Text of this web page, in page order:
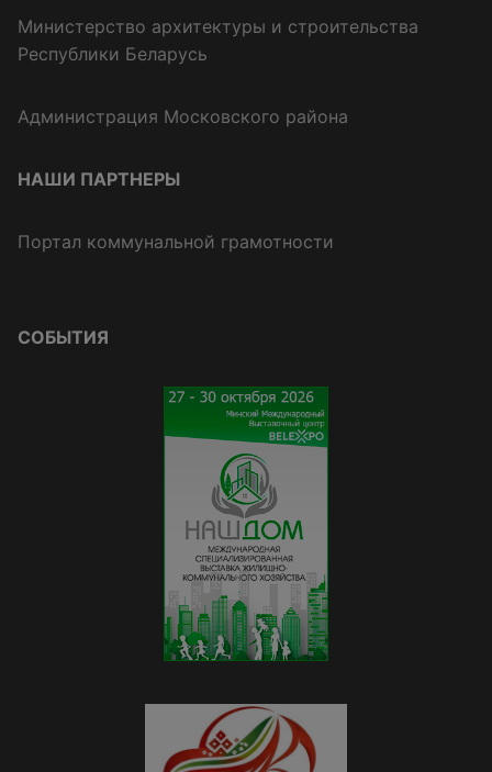
Министерство архитектуры и строительства
Республики Беларусь
Администрация Московского района
НАШИ ПАРТНЕРЫ
Портал коммунальной грамотности
СОБЫТИЯ